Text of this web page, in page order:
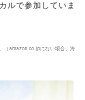
ルで参加していま
（amazon.co.jpにない場合、海